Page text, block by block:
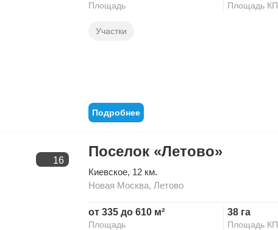
Площадь Площадь КП
Участки
Подробнее
16
Поселок «Летово»
Киевское, 12 км.
Новая Москва, Летово
от 335 до 610 м²
Площадь
38 га
Площадь КП